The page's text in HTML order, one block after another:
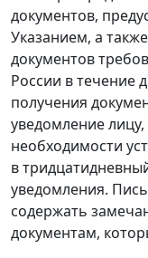
документов,
Указанием, а
документов
России в течение
получения
уведомление
необходимости
в
уведомления.
содержать
документам,